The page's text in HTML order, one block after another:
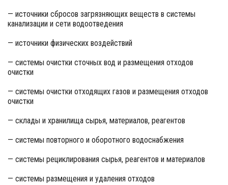
— источники сбросов загрязняющих веществ в системы
канализации и сети водоотведения
— источники физических воздействий
— системы очистки сточных вод и размещения отходов
очистки
— системы очистки отходящих газов и размещения отходов
очистки
— склады и хранилища сырья, материалов, реагентов
— системы повторного и оборотного водоснабжения
— системы рециклирования сырья, реагентов и материалов
— системы размещения и удаления отходов